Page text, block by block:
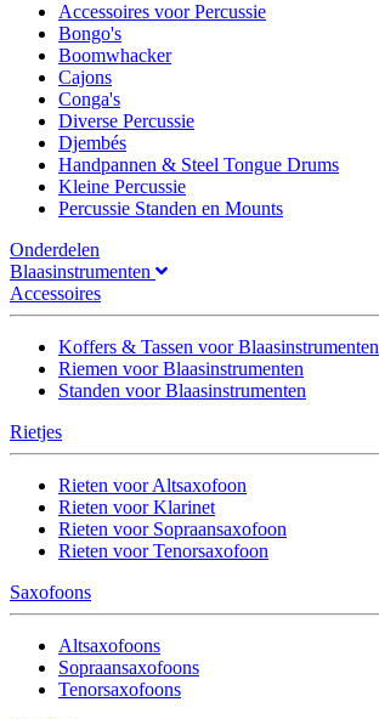
Accessoires voor Percussie
Bongo's
Boomwhacker
Cajons
Conga's
Diverse Percussie
Djembés
Handpannen & Steel Tongue Drums
Kleine Percussie
Percussie Standen en Mounts
Onderdelen
Blaasinstrumenten
Accessoires
Koffers & Tassen voor Blaasinstrumenten
Riemen voor Blaasinstrumenten
Standen voor Blaasinstrumenten
Rietjes
Rieten voor Altsaxofoon
Rieten voor Klarinet
Rieten voor Sopraansaxofoon
Rieten voor Tenorsaxofoon
Saxofoons
Altsaxofoons
Sopraansaxofoons
Tenorsaxofoons